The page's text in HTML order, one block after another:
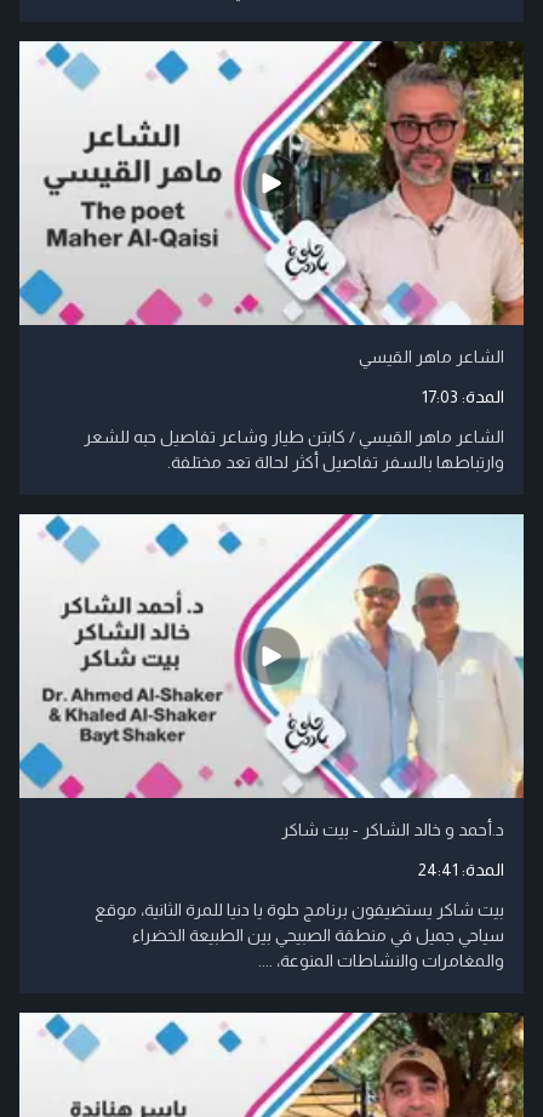
الشاعر ماهر القيسي
المدة: 17:03
الشاعر ماهر القيسي / كابتن طيار وشاعر تفاصيل حبه للشعر
وارتباطها بالسفر تفاصيل أكثر لحالة تعد مختلفة.
د.أحمد و خالد الشاكر - بيت شاكر
المدة: 24:41
بيت شاكر يستضيفون برنامج حلوة يا دنيا للمرة الثانية، موقع
سياحي جميل في منطقة الصبيحي بين الطبيعة الخضراء
والمغامرات والنشاطات المنوعة، ....